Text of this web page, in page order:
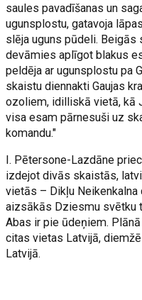
saules pavadīšanas un
ugunsplostu, gatavoja
slēja uguns pūdeli.
devāmies aplīgot blakus
peldēja ar ugunsplostu pa
skaistu diennakti Gaujas
ozoliem, idilliskā vietā, kā
visa esam pārnesuši uz
komandu."
I. Pētersone-Lazdāne
izdejot divās skaistās,
vietās – Dikļu
aizsākās Dziesmu svētku
Abas ir pie ūdeņiem.
citas vietas Latvijā,
Latvijā.